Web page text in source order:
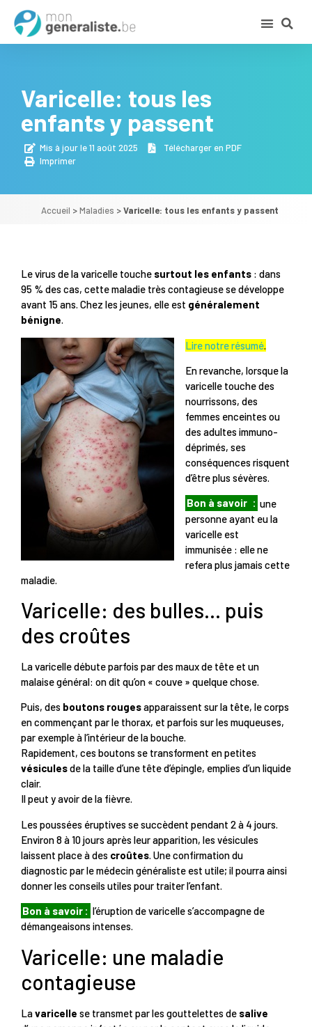
Varicelle: tous les
enfants y passent
Mis à jour le 11 août 2025
Télécharger en PDF
Imprimer
Accueil >Maladies >Varicelle: tous les enfants y passent
Le virus de la varicelle touche surtout les enfants : dans
95 % des cas, cette maladie très contagieuse se développe
avant 15 ans. Chez les jeunes, elle est généralement
bénigne.
Lire notre résumé.
En revanche, lorsque la
varicelle touche des
nourrissons, des
femmes enceintes ou
des adultes immuno-
déprimés, ses
conséquences risquent
d’être plus sévères.
Bon à savoir : une
personne ayant eu la
varicelle est
immunisée : elle ne
refera plus jamais cette
maladie.
Varicelle: des bulles… puis
des croûtes
La varicelle débute parfois par des maux de tête et un
malaise général: on dit qu’on « couve » quelque chose.
Puis, des boutons rougesapparaissent sur la tête, le corps
en commençant par le thorax, et parfois sur les muqueuses,
par exemple à l’intérieur de la bouche.
Rapidement, ces boutons se transforment en petites
vésiculesde la taille d’une tête d’épingle, emplies d’un liquide
clair.
Il peut y avoir de la fièvre.
Les poussées éruptives se succèdent pendant 2 à 4 jours.
Environ 8 à 10 jours après leur apparition, les vésicules
laissent place à des croûtes. Une confirmation du
diagnostic par le médecin généraliste est utile; il pourra ainsi
donner les conseils utiles pour traiter l’enfant.
Bon à savoir : l’éruption de varicelle s’accompagne de
démangeaisons intenses.
Varicelle: une maladie
contagieuse
Lavaricelle se transmet par les gouttelettes de salive